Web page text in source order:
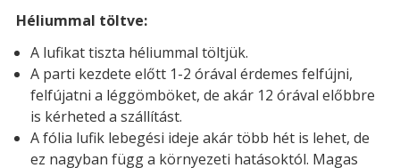
Héliummal töltve:
A lufikat tiszta héliummal töltjük.
A parti kezdete előtt 1-2 órával érdemes felfújni,
felfújatni a léggömböket, de akár 12 órával előbbre
is kérheted a szállítást.
A fólia lufik lebegési ideje akár több hét is lehet, de
ez nagyban függ a környezeti hatásoktól. Magas